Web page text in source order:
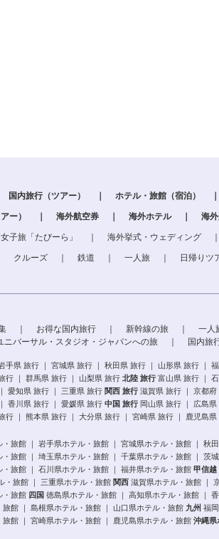
国内旅行（ツアー） ｜ ホテル・旅館（宿泊） ｜
ー） ｜ 海外航空券 ｜ 海外ホテル ｜ 海
女子旅「たびーら」 ｜ 海外挙式・ウェディング ｜
クルーズ ｜ 鉄道 ｜ 一人旅 ｜ 日帰りツ
｜ お得な国内旅行 ｜ 新幹線の旅 ｜ 一人
ニバーサル・スタジオ・ジャパンへの旅 ｜ 国内旅
手県 旅行 ｜ 宮城県 旅行 ｜ 秋田県 旅行 ｜ 山形県 旅行 ｜
行 ｜ 群馬県 旅行 ｜ 山梨県 旅行 北陸 旅行 富山県 旅行 ｜
｜ 愛知県 旅行 ｜ 三重県 旅行 関西 旅行 滋賀県 旅行 ｜ 京都府
｜ 香川県 旅行 ｜ 愛媛県 旅行 中国 旅行 岡山県 旅行 ｜ 広島県
行 ｜ 熊本県 旅行 ｜ 大分県 旅行 ｜ 宮崎県 旅行 ｜ 鹿児島県
・旅館 ｜ 岩手県ホテル・旅館 ｜ 宮城県ホテル・旅館 ｜ 秋
・旅館 ｜ 埼玉県ホテル・旅館 ｜ 千葉県ホテル・旅館 ｜ 茨
・旅館 ｜ 石川県ホテル・旅館 ｜ 福井県ホテル・旅館 甲信越
・旅館 ｜ 三重県ホテル・旅館 関西 滋賀県ホテル・旅館 ｜
・旅館 四国 徳島県ホテル・旅館 ｜ 高知県ホテル・旅館 ｜
旅館 ｜ 島根県ホテル・旅館 ｜ 山口県ホテル・旅館 九州 福
旅館 ｜ 宮崎県ホテル・旅館 ｜ 鹿児島県ホテル・旅館 沖縄県